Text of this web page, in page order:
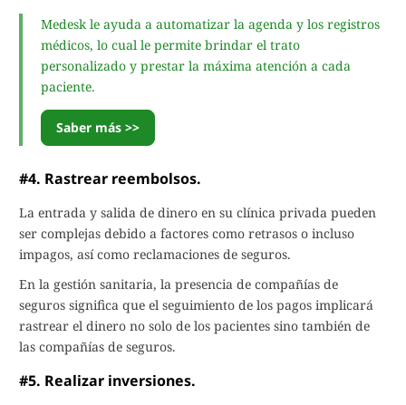
Medesk le ayuda a automatizar la agenda y los registros
médicos, lo cual le permite brindar el trato
personalizado y prestar la máxima atención a cada
paciente.
Saber más >>
#4. Rastrear reembolsos.
La entrada y salida de dinero en su clínica privada pueden
ser complejas debido a factores como retrasos o incluso
impagos, así como reclamaciones de seguros.
En la gestión sanitaria, la presencia de compañías de
seguros significa que el seguimiento de los pagos implicará
rastrear el dinero no solo de los pacientes sino también de
las compañías de seguros.
#5. Realizar inversiones.